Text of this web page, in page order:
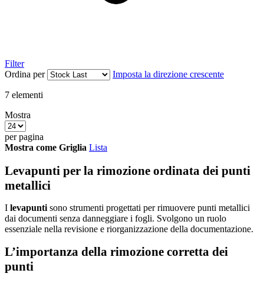
Filter
Ordina per
Imposta la direzione crescente
7 elementi
Mostra
per pagina
Mostra come Griglia Lista
Levapunti per la rimozione ordinata dei punti
metallici
I levapunti sono strumenti progettati per rimuovere punti metallici
dai documenti senza danneggiare i fogli. Svolgono un ruolo
essenziale nella revisione e riorganizzazione della documentazione.
L’importanza della rimozione corretta dei
punti